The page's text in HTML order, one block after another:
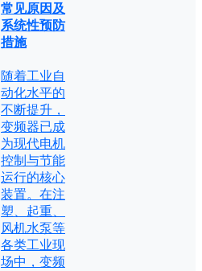
常见原因及
系统性预防
措施
随着工业自
动化水平的
不断提升，
变频器已成
为现代电机
控制与节能
运行的核心
装置。在注
塑、起重、
风机水泵等
各类工业现
场中，变频